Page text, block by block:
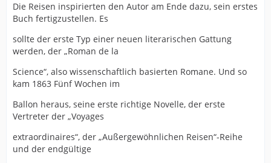
Die Reisen inspirierten den Autor am Ende dazu, sein erstes
Buch fertigzustellen. Es
sollte der erste Typ einer neuen literarischen Gattung
werden, der „Roman de la
Science“, also wissenschaftlich basierten Romane. Und so
kam 1863 Fünf Wochen im
Ballon heraus, seine erste richtige Novelle, der erste
Vertreter der „Voyages
extraordinaires“, der „Außergewöhnlichen Reisen“-Reihe
und der endgültige